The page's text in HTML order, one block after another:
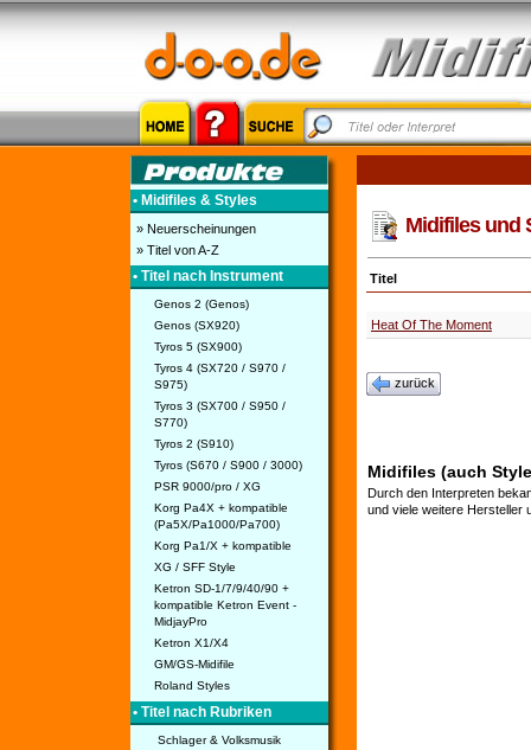
• Midifiles & Styles
» Neuerscheinungen
» Titel von A-Z
• Titel nach Instrument
Genos 2 (Genos)
Genos (SX920)
Tyros 5 (SX900)
Tyros 4 (SX720 / S970 /
S975)
Tyros 3 (SX700 / S950 /
S770)
Tyros 2 (S910)
Tyros (S670 / S900 / 3000)
PSR 9000/pro / XG
Korg Pa4X + kompatible
(Pa5X/Pa1000/Pa700)
Korg Pa1/X + kompatible
XG / SFF Style
Ketron SD-1/7/9/40/90 +
kompatible Ketron Event -
MidjayPro
Ketron X1/X4
GM/GS-Midifile
Roland Styles
• Titel nach Rubriken
Schlager & Volksmusik
Midifiles und
Titel
Heat Of The Moment
zurück
Midifiles (auch
Durch den Interpreten
und viele weitere Hersteller